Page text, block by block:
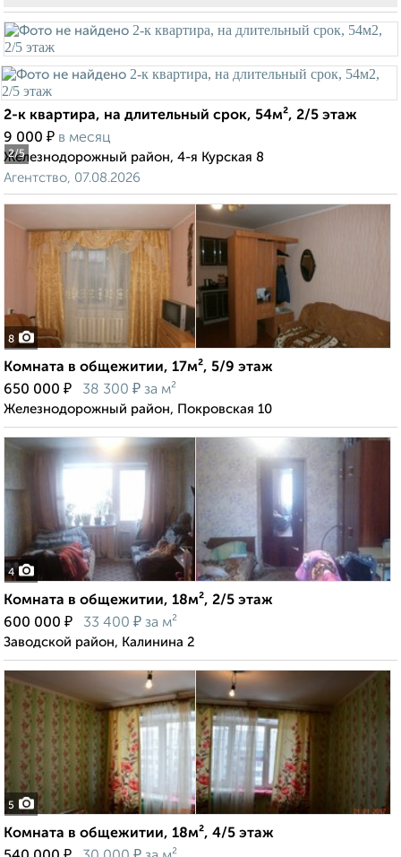
2/5
2-к квартира, на длительный срок, 54м², 2/5 этаж
9 000 ₽ в месяц
Железнодорожный район, 4-я Курская 8
Агентство, 07.08.2026
8
Комната в общежитии, 17м², 5/9 этаж
650 000 ₽ 38 300 ₽ за м²
Железнодорожный район, Покровская 10
4
Комната в общежитии, 18м², 2/5 этаж
600 000 ₽ 33 400 ₽ за м²
Заводской район, Калинина 2
5
Комната в общежитии, 18м², 4/5 этаж